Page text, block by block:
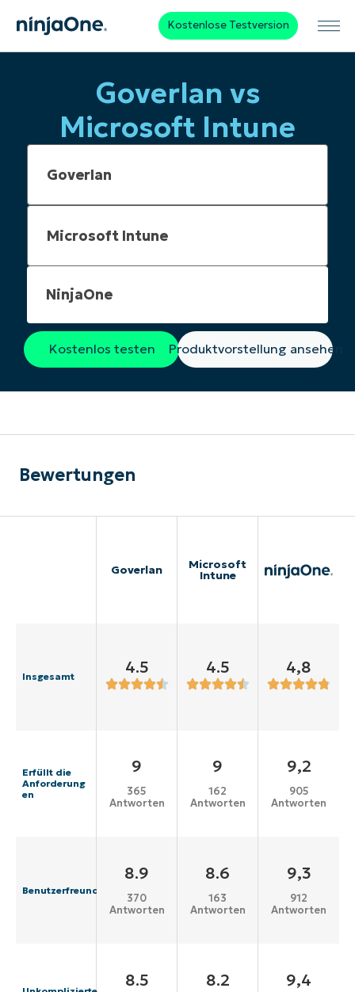
Kostenlose Testversion
Goverlan vs
Microsoft Intune
NinjaOne
Kostenlos testen Produktvorstellung ansehen
Bewertungen
Goverlan Microsoft
Intune
Insgesamt 4.5 4.5 4,8
Erfüllt die
Anforderung
en
9
365
Antworten
9
162
Antworten
9,2
905
Antworten
Benutzerfreundlichkeit
8.9
370
Antworten
8.6
163
Antworten
9,3
912
Antworten
8.5 8.2 9,4